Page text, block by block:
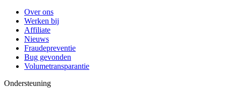
Over ons
Werken bij
Affiliate
Nieuws
Fraudepreventie
Bug gevonden
Volumetransparantie
Ondersteuning